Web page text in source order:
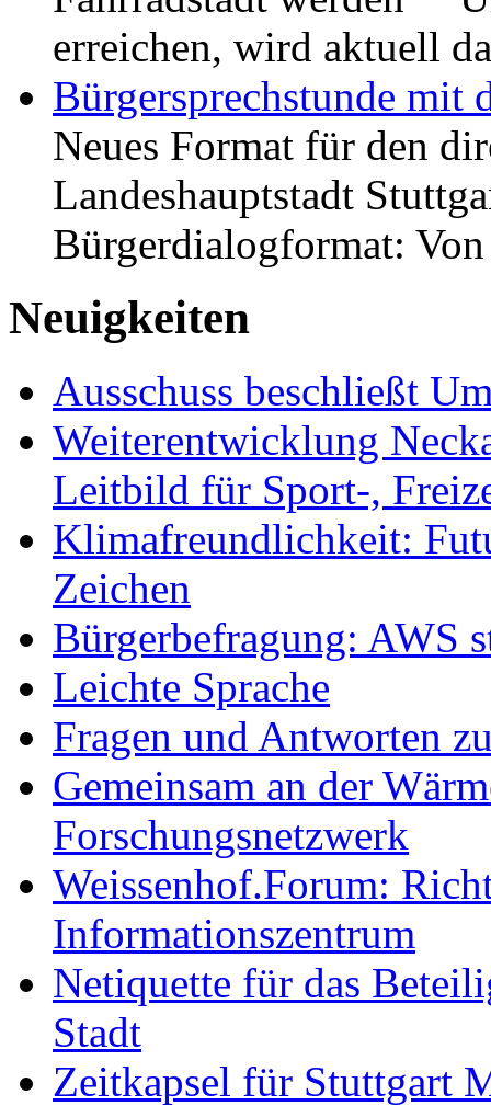
erreichen, wird aktuell
Bürgersprechstunde mit
Neues Format für den
Landeshauptstadt
Bürgerdialogformat:
Neuigkeiten
Ausschuss beschließt
Weiterentwicklung
Leitbild für Sport-,
Klimafreundlichkeit:
Zeichen
Bürgerbefragung: AWS
Leichte Sprache
Fragen und Antworten
Gemeinsam an der
Forschungsnetzwerk
Weissenhof.Forum:
Informationszentrum
Netiquette für das
Stadt
Zeitkapsel für Stuttgart